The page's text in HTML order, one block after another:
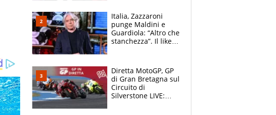
Italia, Zazzaroni
punge Maldini e
Guardiola: “Altro che
stanchezza”. Il like
Diretta MotoGP, GP
di Gran Bretagna sul
Circuito di
Silverstone LIVE: